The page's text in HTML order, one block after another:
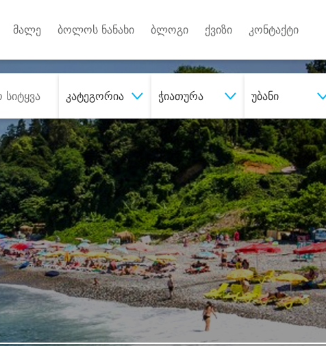
მალე ბოლოს ნანახი ბლოგი ქვიზი კონტაქტი
კატეგორია ჭიათურა უბანი
სასურველი მომსახურება